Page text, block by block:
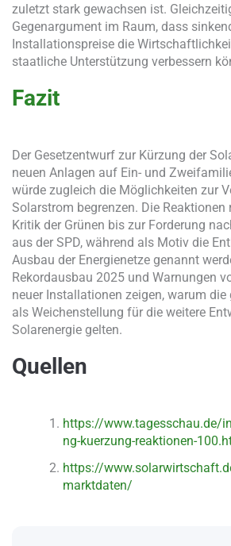
zuletzt stark gewachsen ist.
Gegenargument im Raum, dass
Installationspreise die
staatliche Unterstützung verbessern
Fazit
Der Gesetzentwurf zur Kürzung der
neuen Anlagen auf Ein- und
würde zugleich die Möglichkeiten zur
Solarstrom begrenzen. Die
Kritik der Grünen bis zur Forderung
aus der SPD, während als Motiv die
Ausbau der Energienetze genannt
Rekordausbau 2025 und Warnungen
neuer Installationen zeigen, warum die
als Weichenstellung für die weitere
Solarenergie gelten.
Quellen
https://www.tagesschau.de/
ng-kuerzung-reaktionen-
https://
marktdaten/